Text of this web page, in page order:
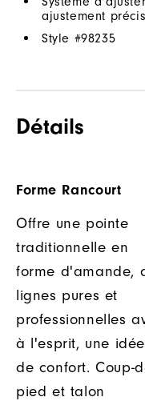
ajustement
Style #98235
Détails
Forme Rancourt
Offre une pointe
traditionnelle en
forme d'amande,
lignes pures et
professionnelles
à l'esprit, une idée
de confort. Coup-
pied et talon